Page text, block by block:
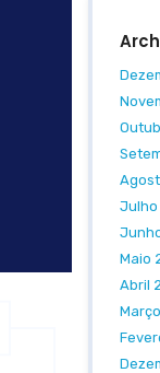
Julho
Maio
Abril